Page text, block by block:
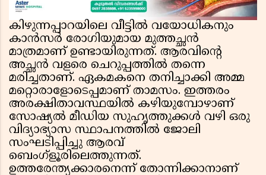
കിഴുന്നപ്പാറയിലെ വീട്ടിൽ വയോധികനും
കാൻസർ രോഗിയുമായ മുത്തച്ഛൻ
മാത്രമാണ് ഉണ്ടായിരുന്നത്. ആരവിൻ്റെ
അച്ഛൻ വളരെ ചെറുപ്പത്തിൽ തന്നെ
മരിച്ചതാണ്. ഏകമകനെ തനിച്ചാക്കി അമ്മ
മറ്റൊരാളോടെപ്പമാണ് താമസം. ഇത്തരം
അരക്ഷിതാവസ്ഥയിൽ കഴിയുമ്പോഴാണ്
സോഷ്യൽ മീഡിയ സുഹൃത്തുക്കൾ വഴി ഒരു
വിദ്യാഭ്യാസ സ്ഥാപനത്തിൽ ജോലി
സംഘടിപ്പിച്ചു ആരവ്
ബെംഗ്ളൂരിലെത്തുന്നത്.
ഉത്തരേന്ത്യക്കാരനെന്ന് തോന്നിക്കാനാണ്